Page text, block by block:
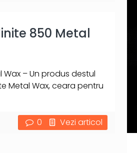
850 Metal
– Un produs destul
Metal Wax, ceara pentru
0 Vezi articol